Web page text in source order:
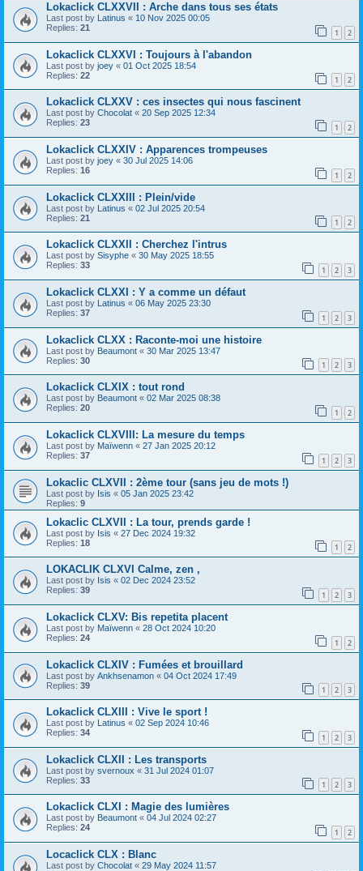
Lokaclick CLXXVII : Arche dans tous ses états
Last post by Latinus « 10 Nov 2025 00:05
Replies: 21 1 2
Lokaclick CLXXVI : Toujours à l'abandon
Last post by joey « 01 Oct 2025 18:54
Replies: 22 1 2
Lokaclick CLXXV : ces insectes qui nous fascinent
Last post by Chocolat « 20 Sep 2025 12:34
Replies: 23 1 2
Lokaclick CLXXIV : Apparences trompeuses
Last post by joey « 30 Jul 2025 14:06
Replies: 16 1 2
Lokaclick CLXXIII : Plein/vide
Last post by Latinus « 02 Jul 2025 20:54
Replies: 21 1 2
Lokaclick CLXXII : Cherchez l'intrus
Last post by Sisyphe « 30 May 2025 18:55
Replies: 33 1 2 3
Lokaclick CLXXI : Y a comme un défaut
Last post by Latinus « 06 May 2025 23:30
Replies: 37 1 2 3
Lokaclick CLXX : Raconte-moi une histoire
Last post by Beaumont « 30 Mar 2025 13:47
Replies: 30 1 2 3
Lokaclick CLXIX : tout rond
Last post by Beaumont « 02 Mar 2025 08:38
Replies: 20 1 2
Lokaclick CLXVIII: La mesure du temps
Last post by Maïwenn « 27 Jan 2025 20:12
Replies: 37 1 2 3
Lokaclic CLXVII : 2ème tour (sans jeu de mots !)
Last post by Isis « 05 Jan 2025 23:42
Replies: 9
Lokaclic CLXVII : La tour, prends garde !
Last post by Isis « 27 Dec 2024 19:32
Replies: 18 1 2
LOKACLIK CLXVI Calme, zen ,
Last post by Isis « 02 Dec 2024 23:52
Replies: 39 1 2 3
Lokaclick CLXV: Bis repetita placent
Last post by Maïwenn « 28 Oct 2024 10:20
Replies: 24 1 2
Lokaclick CLXIV : Fumées et brouillard
Last post by Ankhsenamon « 04 Oct 2024 17:49
Replies: 39 1 2 3
Lokaclick CLXIII : Vive le sport !
Last post by Latinus « 02 Sep 2024 10:46
Replies: 34 1 2 3
Lokaclick CLXII : Les transports
Last post by svernoux « 31 Jul 2024 01:07
Replies: 33 1 2 3
Lokaclick CLXI : Magie des lumières
Last post by Beaumont « 04 Jul 2024 02:27
Replies: 24 1 2
Locaclick CLX : Blanc
Last post by Chocolat « 29 May 2024 11:57